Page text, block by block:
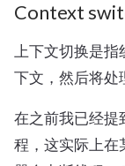
Context
上下文切换是指
下文，然后将处
在之前我已经提
程，这实际上在